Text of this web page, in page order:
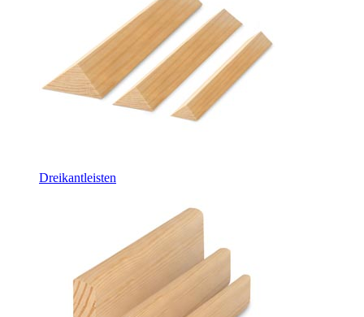
Dreikantleisten